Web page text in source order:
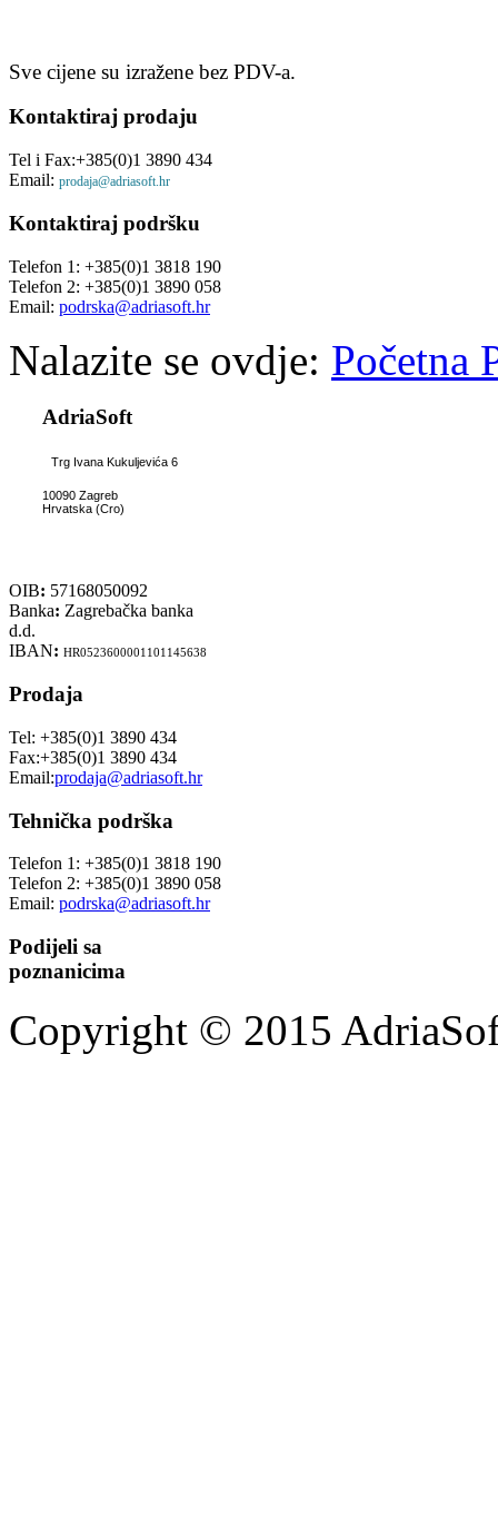
Sve cijene su izražene bez PDV-a.
Kontaktiraj prodaju
Tel i Fax:+385(0)1 3890 434
Email: prodaja@adriasoft.hr
Kontaktiraj podršku
Telefon 1: +385(0)1 3818 190
Telefon 2: +385(0)1 3890 058
Email: podrska@adriasoft.hr
Nalazite se ovdje: Početna
AdriaSoft
Trg Ivana Kukuljevića 6
10090 Zagreb
Hrvatska (Cro)
OIB: 57168050092
Banka: Zagrebačka banka
d.d.
IBAN: HR0523600001101145638
Prodaja
Tel: +385(0)1 3890 434
Fax:+385(0)1 3890 434
Email:prodaja@adriasoft.hr
Tehnička podrška
Telefon 1: +385(0)1 3818 190
Telefon 2: +385(0)1 3890 058
Email: podrska@adriasoft.hr
Podijeli sa
poznanicima
Copyright © 2015